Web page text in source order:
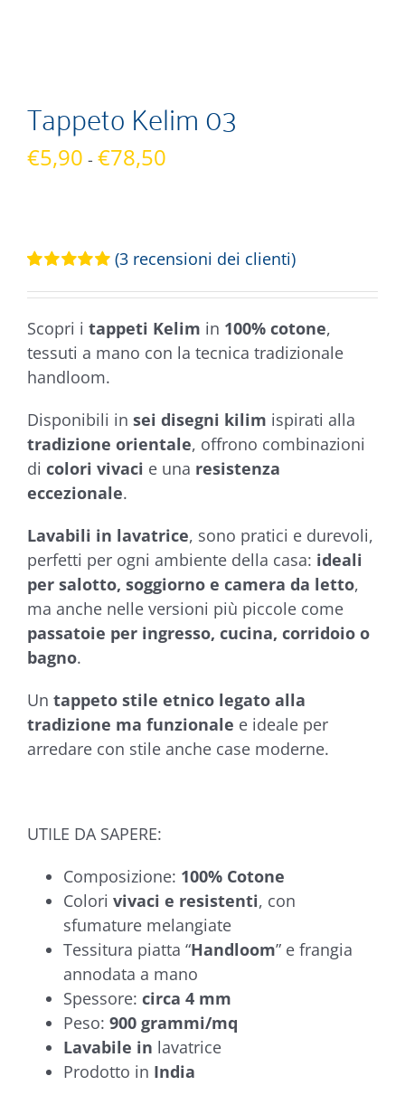
Tappeto Kelim 03
€5,90 - €78,50
€5,90
€78,50
5.00su 5 su
recensioni
(3recensioni dei clienti)
Scopri i tappeti Kelim in 100% cotone,
tessuti a mano con la tecnica tradizionale
handloom.
Disponibili in sei disegni kilim ispirati alla
tradizione orientale, offrono combinazioni
di colori vivaci e una resistenza
eccezionale.
Lavabili in lavatrice, sono pratici e durevoli,
perfetti per ogni ambiente della casa: ideali
per salotto, soggiorno e camera da letto,
ma anche nelle versioni più piccole come
passatoie per ingresso, cucina, corridoio o
bagno.
Un tappeto stile etnico legato alla
tradizione ma funzionale e ideale per
arredare con stile anche case moderne.
UTILE DA SAPERE:
Composizione: 100% Cotone
Colori vivaci e resistenti, con
sfumature melangiate
Tessitura piatta “Handloom” e frangia
annodata a mano
Spessore: circa 4 mm
Peso: 900 grammi/mq
Lavabile in lavatrice
Prodotto in India